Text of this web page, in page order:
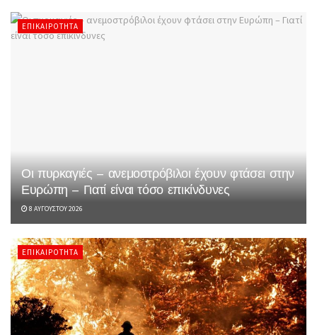
ΕΠΙΚΑΙΡΌΤΗΤΑ
Οι πυρκαγιές – ανεμοστρόβιλοι έχουν φτάσει στην
Ευρώπη – Γιατί είναι τόσο επικίνδυνες
8 ΑΥΓΟΎΣΤΟΥ 2026
ΕΠΙΚΑΙΡΌΤΗΤΑ